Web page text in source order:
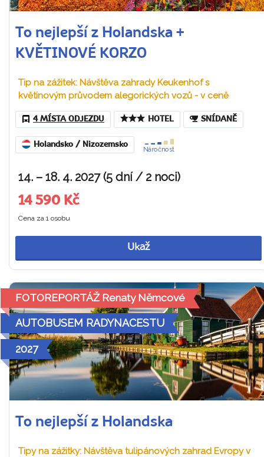
To nejlepší z Holandska +
KVĚTINOVÉ KORZO
Tip na zážitek: Návštěva zahrady Keukenhof s
květinovým průvodem alegorických vozů - v ceně
4 MÍSTA ODJEZDU HOTEL SNÍDANĚ
Holandsko / Nizozemsko
Náročnost
14. – 18. 4. 2027 (5 dní / 2 noci)
14 590 Kč
Cena za 1 osobu
Ukaž
FOTOREPORTÁŽ Renaty Němcové
AUTOBUSEM RADYNACESTU
2027
To nejlepší z Holandska
Tipy na zážitky: Návštěva tulipánových zahrad Evropy v